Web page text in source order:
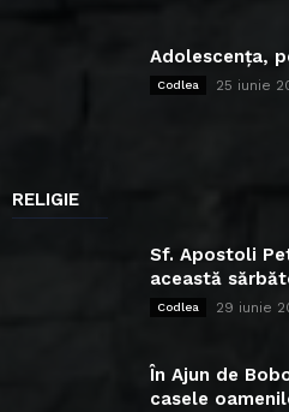
Adolescența,
Codlea 25 iunie
RELIGIE
Sf. Apostoli
această
Codlea 29 iunie
În Ajun de
casele